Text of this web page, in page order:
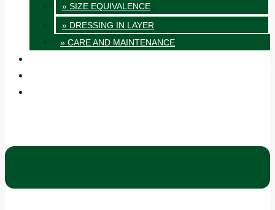
» SIZE EQUIVALENCE
» DRESSING IN LAYER
» CARE AND MAINTENANCE